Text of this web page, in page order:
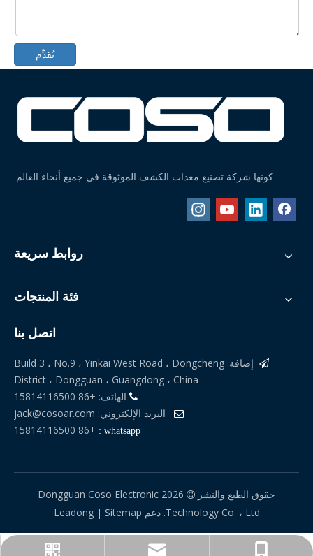
جهاز تدقيق الوزن للزجاجات والعلب بدون غطاء من coso جهاز تدقيق الوزن أحادي القسم موفر للمساحة
يُقدِّم
كونها شركة تصنيع معدات الكشف الموثوقة في جميع أنحاء العالم.
+86 15814116500
jack@cosoar.com
Whatsapp
روابط سريعة
فئة المنتجات
اتصل بنا

إضافة: Build 3 ، No.9 ، Yinkai West Road ، Dongcheng
District ، Dongguan ، Guangdong ، China
 الهاتف: +86 15814116500
 البريد الإلكتروني: jack@cosoar.com
whatsapp :
+86 15814116500
حقوق الطبع والنشر 
2026
Dongguan Coso Electronic
Technology Co. ، Ltd. دعم
Leadong | Sitemap